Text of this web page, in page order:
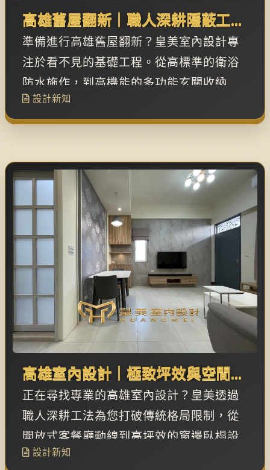
高雄舊屋翻新｜職人深耕隱蔽工
程，完美重塑玄關與衛浴機能
準備進行高雄舊屋翻新？皇美室內設計專
注於看不見的基礎工程。從高標準的衛浴
防水施作，到高機能的多功能玄關收納
櫃，以職人深耕的精神，為您徹底解決老
屋痛點，重塑美好生活。
設計新知
高雄室內設計｜極致坪效與空間美
學的深度對話，打造舒壓居所
正在尋找專業的高雄室內設計？皇美透過
職人深耕工法為您打破傳統格局限制，從
開放式客餐廳動線到高坪效的窗邊臥榻設
計完美放大視覺空間，打造零壓力的通透
設計新知